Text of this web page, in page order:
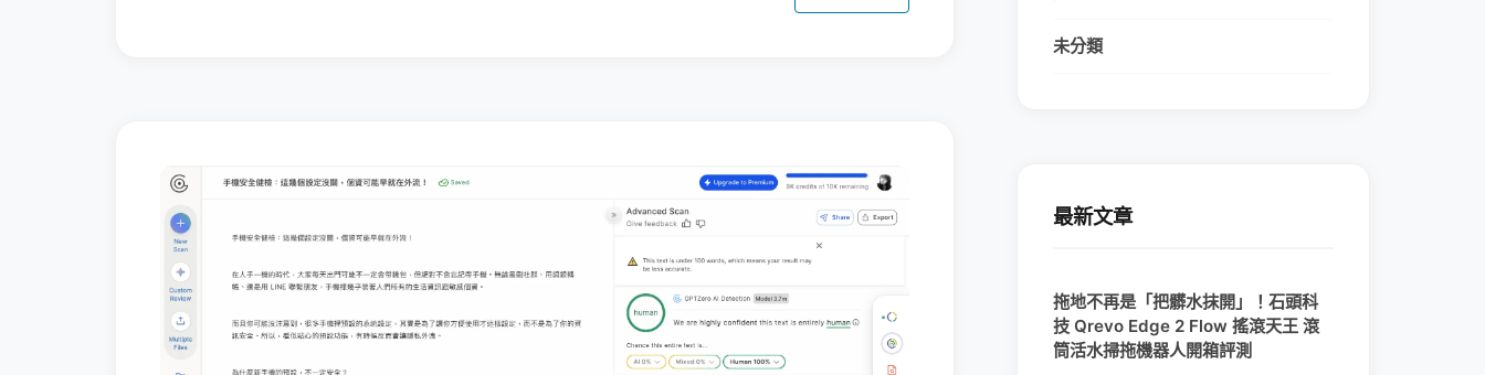
未分類
最新文章
拖地不再是「把髒水抹開」！石頭科
技 Qrevo Edge 2 Flow 搖滾天王 滾
筒活水掃拖機器人開箱評測